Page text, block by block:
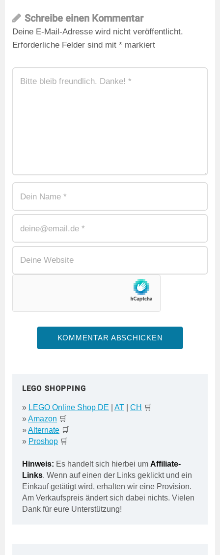
Schreibe einen Kommentar
Deine E-Mail-Adresse wird nicht veröffentlicht.
Erforderliche Felder sind mit * markiert
LEGO SHOPPING
» LEGO Online Shop DE AT CH 🛒
»Amazon 🛒
»Alternate 🛒
» Proshop 🛒
Hinweis: Es handelt sich hierbei um Affiliate-
Links. Wenn auf einen der Links geklickt und ein
Einkauf getätigt wird, erhalten wir eine Provision.
Am Verkaufspreis ändert sich dabei nichts. Vielen
Dank für eure Unterstützung!